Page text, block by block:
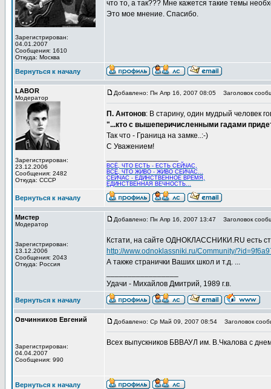
Зарегистрирован:
04.01.2007
Сообщения: 1610
Откуда: Москва
что то, а так??? Мне кажется такие темы
Это мое мнение. Спасибо.
Вернуться к началу
LABOR
Модератор
Зарегистрирован:
23.12.2006
Сообщения: 2482
Откуда: СССР
Добавлено: Пн Апр 16, 2007 08:05 Заголовок
П. Антонов: В старину, один мудрый человек
"...кто с вышеперичисленными гадами
Так что - Граница на замке..:-)
С Уважением!
ВСЁ, ЧТО ЕСТЬ - ЕСТЬ СЕЙЧАС,
ВСЁ, ЧТО ЖИВО - ЖИВО СЕЙЧАС...
СЕЙЧАС - ЕДИНСТВЕННОЕ ВРЕМЯ,
ЕДИНСТВЕННАЯ ВЕЧНОСТЬ...
Вернуться к началу
Мистер
Модератор
Зарегистрирован:
13.12.2006
Сообщения: 2043
Откуда: Россия
Добавлено: Пн Апр 16, 2007 13:47 Заголовок
Кстати, на сайте ОДНОКЛАССНИКИ.RU есть
http://www.odnoklassniki.ru/Community/
А также странички Ваших школ и т.д. ...
Удачи - Михайлов Дмитрий, 1989 г.в.
Вернуться к началу
Овчинников Евгений
Зарегистрирован:
04.04.2007
Сообщения: 990
Добавлено: Ср Май 09, 2007 08:54 Заголовок
Всех выпускников БВВАУЛ им. В.Чкалова с
Вернуться к началу